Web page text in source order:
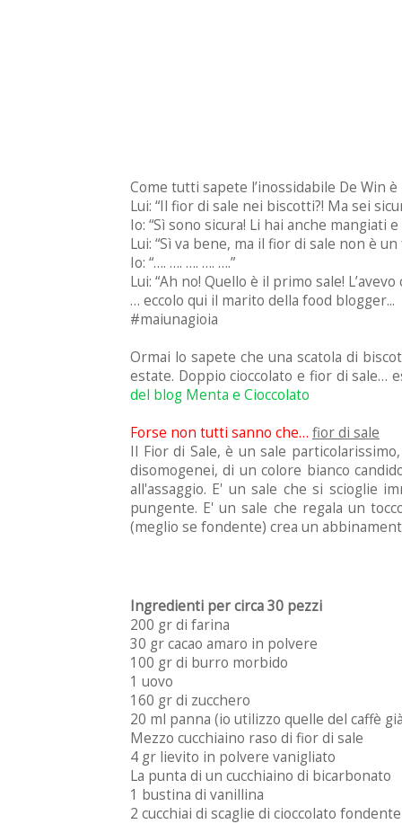
Come tutti sapete l’inossidabile De Win
Lui: “Il fior di sale nei biscotti?! Ma sei
Io: “Sì sono sicura! Li hai anche
Lui: “Sì va bene, ma il fior di sale non è un
Io: “…. …. …. …. ….”
Lui: “Ah no! Quello è il primo sale!
… eccolo qui il marito della food blogger...
#maiunagioia
Ormai lo sapete che una scatola di
estate. Doppio cioccolato e fior di sale…
del blog Menta e Cioccolato
Forse non tutti sanno che… fior di sale
Il Fior di Sale, è un sale
disomogenei, di un colore bianco
all'assaggio. E' un sale che si scioglie
pungente. E' un sale che regala un
(meglio se fondente) crea un
Ingredienti per circa 30 pezzi
200 gr di farina
30 gr cacao amaro in polvere
100 gr di burro morbido
1 uovo
160 gr di zucchero
20 ml panna (io utilizzo quelle del caffè
Mezzo cucchiaino raso di fior di sale
4 gr lievito in polvere vanigliato
La punta di un cucchiaino di bicarbonato
1 bustina di vanillina
2 cucchiai di scaglie di cioccolato fondente